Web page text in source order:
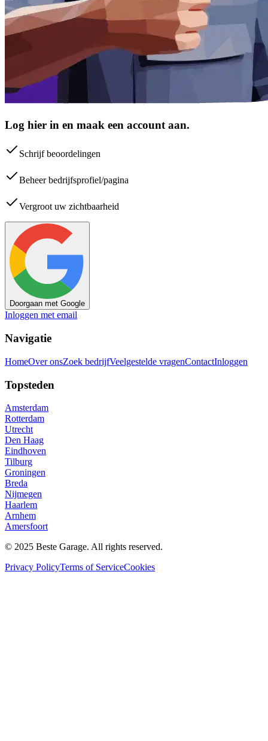
Log hier in en maak een account aan.
Schrijf beoordelingen
Beheer bedrijfsprofiel/pagina
Vergroot uw zichtbaarheid
Doorgaan met Google
Inloggen met email
Navigatie
HomeOver onsZoek bedrijfVeelgestelde vragenContactInloggen
Topsteden
Amsterdam
Rotterdam
Utrecht
Den Haag
Eindhoven
Tilburg
Groningen
Breda
Nijmegen
Haarlem
Arnhem
Amersfoort
© 2025 Beste Garage. All rights reserved.
Privacy PolicyTerms of ServiceCookies